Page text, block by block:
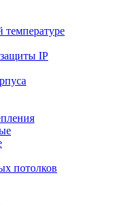
температуре
IP
потолков